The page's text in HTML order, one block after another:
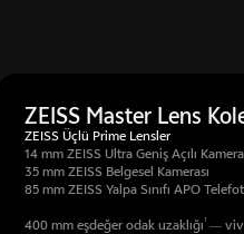
ZEISS Master Lens
ZEISS Üçlü Prime Lensler
14 mm ZEISS Ultra Geniş Açılı Kamera
35 mm ZEISS Belgesel Kamerası
85 mm ZEISS Yalpa Sınıfı APO
400 mm eşdeğer odak uzaklığı1— vivo